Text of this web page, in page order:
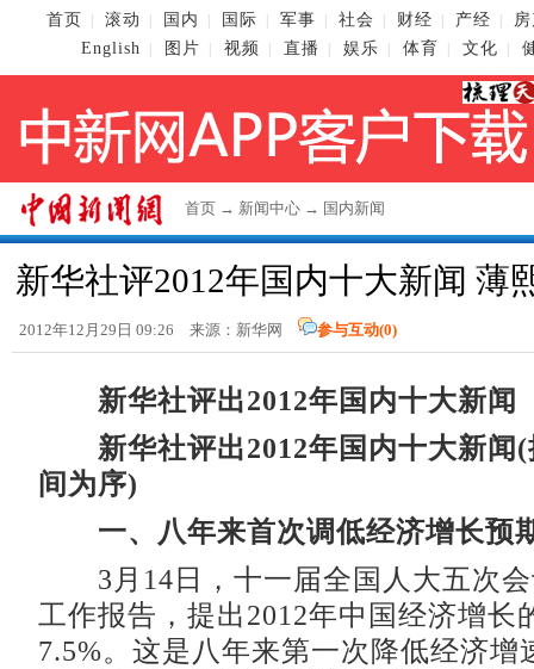
首页 滚动 国内 国际 军事 社会 财经 产经
English
图片 视频 直播 娱乐 体育 文化
首页 → 新闻中心 → 国内新闻
新华社评2012年国内十大新闻 薄
2012年12月29日 09:26 来源：新华网 参与互动(0)
新华社评出2012年国内十大新闻
新华社评出2012年国内十大新闻
间为序)
一、八年来首次调低经济增长预
3月14日，十一届全国人大五次会
工作报告，提出2012年中国经济增长
7.5%。这是八年来第一次降低经济增